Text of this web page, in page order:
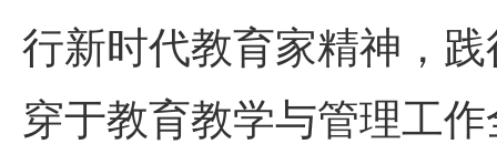
行新时代教育家精神，
穿于教育教学与管理工